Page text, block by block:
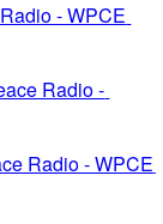
- WPCE
Radio -
Radio - WPCE